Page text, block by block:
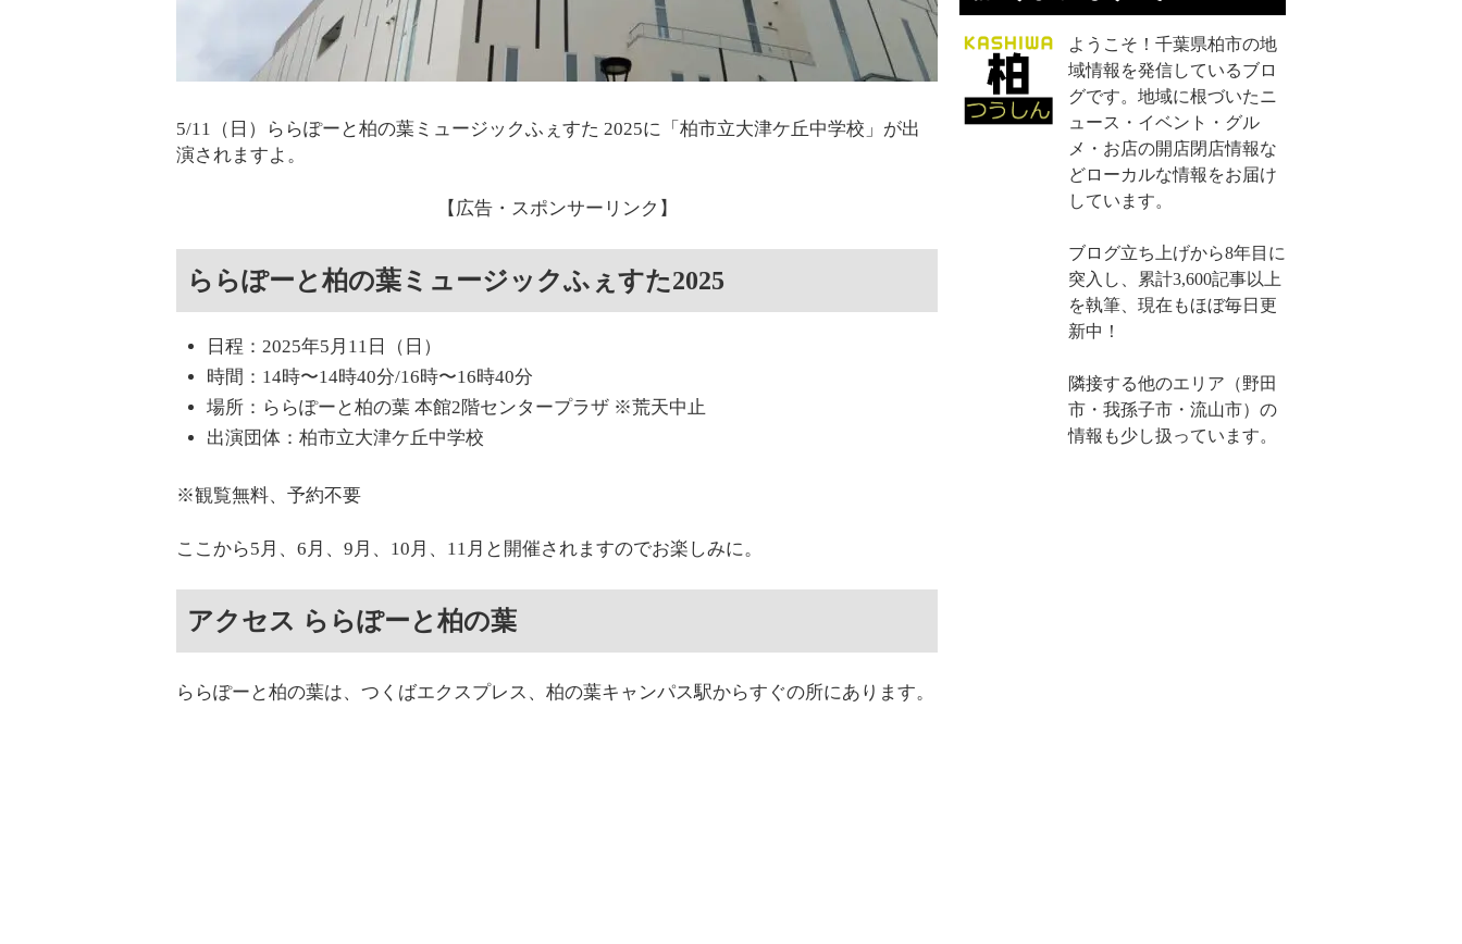
5/11（日）ららぽーと柏の葉ミュージックふぇすた 2025に「柏市立大津ケ丘中学校」が出
演されますよ。
【広告・スポンサーリンク】
ららぽーと柏の葉ミュージックふぇすた2025
日程：2025年5月11日（日）
時間：14時〜14時40分/16時〜16時40分
場所：ららぽーと柏の葉 本館2階センタープラザ ※荒天中止
出演団体：柏市立大津ケ丘中学校
※観覧無料、予約不要
ここから5月、6月、9月、10月、11月と開催されますのでお楽しみに。
アクセス ららぽーと柏の葉
ららぽーと柏の葉は、つくばエクスプレス、柏の葉キャンパス駅からすぐの所にあります。
ようこそ！千葉県柏市の地
域情報を発信しているブロ
グです。地域に根づいたニ
ュース・イベント・グル
メ・お店の開店閉店情報な
どローカルな情報をお届け
しています。
ブログ立ち上げから8年目に
突入し、累計3,600記事以上
を執筆、現在もほぼ毎日更
新中！
隣接する他のエリア（野田
市・我孫子市・流山市）の
情報も少し扱っています。